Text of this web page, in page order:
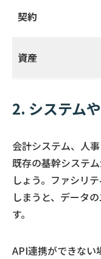
契約
資産
2. システム
会計システム、人
既存の基幹システ
しょう。ファシリ
しまうと、データ
す。
API連携ができない